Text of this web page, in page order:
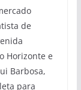
de
Horizonte e
Barbosa,
para